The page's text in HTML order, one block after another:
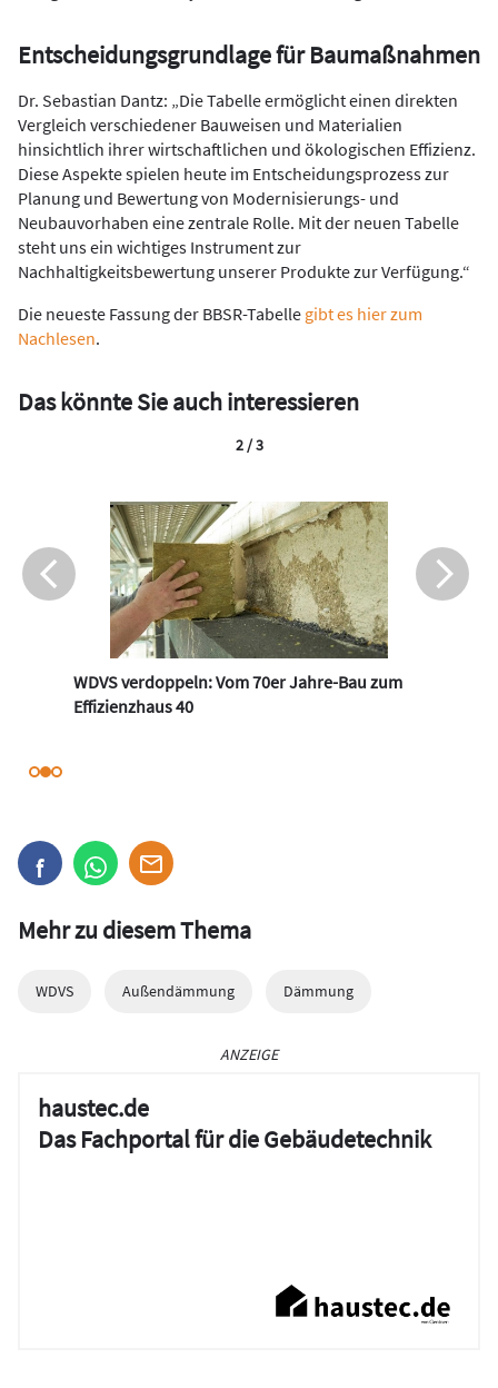
Entscheidungsgrundlage für Baumaßnahmen
Dr. Sebastian Dantz: „Die Tabelle ermöglicht einen direkten
Vergleich verschiedener Bauweisen und Materialien
hinsichtlich ihrer wirtschaftlichen und ökologischen Effizienz.
Diese Aspekte spielen heute im Entscheidungsprozess zur
Planung und Bewertung von Modernisierungs- und
Neubauvorhaben eine zentrale Rolle. Mit der neuen Tabelle
steht uns ein wichtiges Instrument zur
Nachhaltigkeitsbewertung unserer Produkte zur Verfügung.“
Die neueste Fassung der BBSR-Tabelle gibt es hier zum
Nachlesen.
Das könnte Sie auch interessieren
WDVS verdoppeln: Vom 70er Jahre-Bau zum
Effizienzhaus 40
2 / 3
Mehr zu diesem Thema
WDVS Außendämmung Dämmung
ANZEIGE
haustec.de
Das Fachportal für die Gebäudetechnik